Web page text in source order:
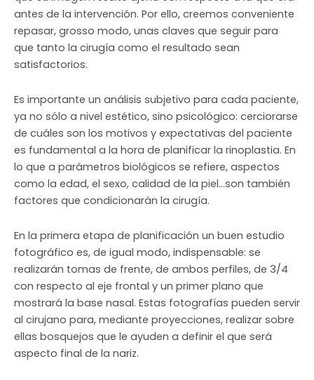
antes de la intervención. Por ello, creemos conveniente
repasar, grosso modo, unas claves que seguir para
que tanto la cirugía como el resultado sean
satisfactorios.
Es importante un análisis subjetivo para cada paciente,
ya no sólo a nivel estético, sino psicológico: cerciorarse
de cuáles son los motivos y expectativas del paciente
es fundamental a la hora de planificar la rinoplastia. En
lo que a parámetros biológicos se refiere, aspectos
como la edad, el sexo, calidad de la piel…son también
factores que condicionarán la cirugía.
En la primera etapa de planificación un buen estudio
fotográfico es, de igual modo, indispensable: se
realizarán tomas de frente, de ambos perfiles, de 3/4
con respecto al eje frontal y un primer plano que
mostrará la base nasal. Estas fotografías pueden servir
al cirujano para, mediante proyecciones, realizar sobre
ellas bosquejos que le ayuden a definir el que será
aspecto final de la nariz.